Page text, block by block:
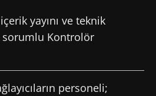
yayını ve teknik
Kontrolör
personeli;
olan vajinal
mikrobiyota
Makaleyi
and Inserm
fazlasını bul